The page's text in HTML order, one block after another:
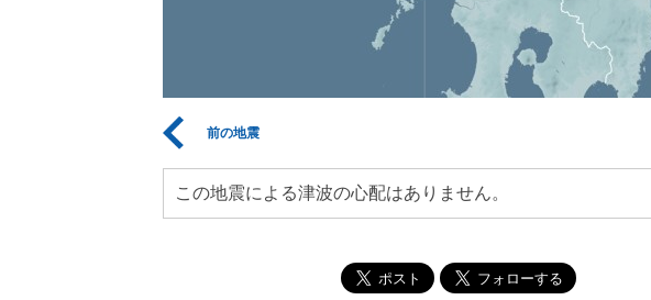
前の地震
この地震による津波の心配はありません。